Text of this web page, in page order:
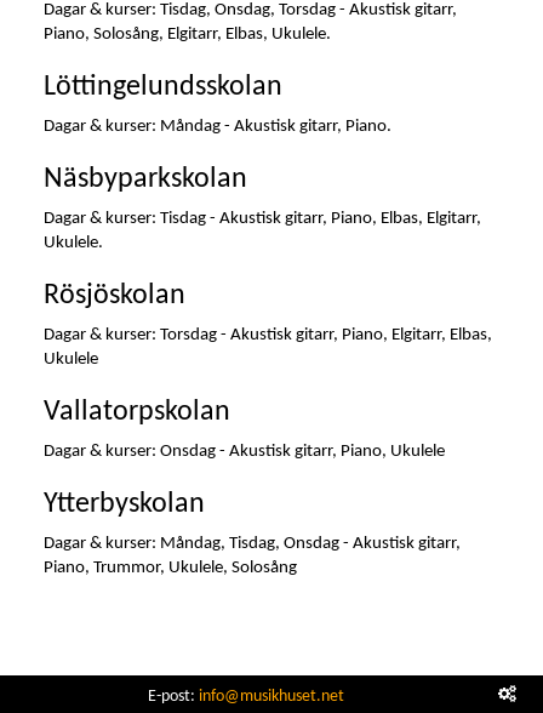
Dagar & kurser: Tisdag, Onsdag, Torsdag - Akustisk gitarr,
Piano, Solosång, Elgitarr, Elbas, Ukulele.
Löttingelundsskolan
Dagar & kurser: Måndag - Akustisk gitarr, Piano.
Näsbyparkskolan
Dagar & kurser: Tisdag - Akustisk gitarr, Piano, Elbas, Elgitarr,
Ukulele.
Rösjöskolan
Dagar & kurser: Torsdag - Akustisk gitarr, Piano, Elgitarr, Elbas,
Ukulele
Vallatorpskolan
Dagar & kurser: Onsdag - Akustisk gitarr, Piano, Ukulele
Ytterbyskolan
Dagar & kurser: Måndag, Tisdag, Onsdag - Akustisk gitarr,
Piano, Trummor, Ukulele, Solosång
E-post: info@musikhuset.net